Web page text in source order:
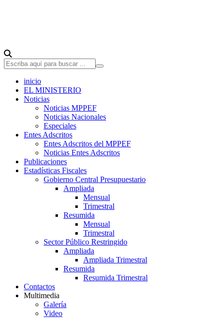
inicio
EL MINISTERIO
Noticias
Noticias MPPEF
Noticias Nacionales
Especiales
Entes Adscritos
Entes Adscritos del MPPEF
Noticias Entes Adscritos
Publicaciones
Estadísticas Fiscales
Gobierno Central Presupuestario
Ampliada
Mensual
Trimestral
Resumida
Mensual
Trimestral
Sector Público Restringido
Ampliada
Ampliada Trimestral
Resumida
Resumida Trimestral
Contactos
Multimedia
Galería
Video